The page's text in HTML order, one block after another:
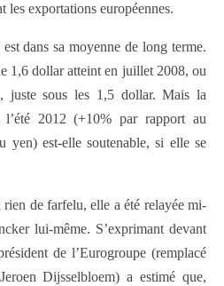
les exportations européennes.
dans sa moyenne de long terme.
1,6 dollar atteint en juillet 2008, ou
juste sous les 1,5 dollar. Mais la
l’été 2012 (+10% par rapport au
yen) est-elle soutenable, si elle se
rien de farfelu, elle a été relayée mi-
lui-même. S’exprimant devant
de l’Eurogroupe (remplacé
Dijsselbloem) a estimé que,